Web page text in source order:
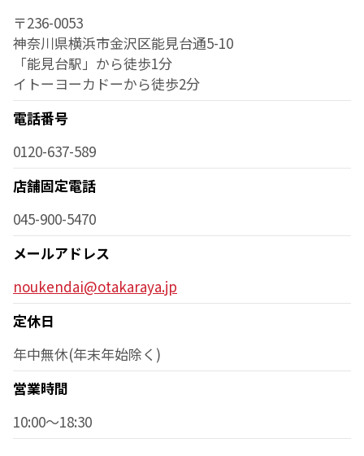
〒236-0053
神奈川県横浜市金沢区能見台通5-10
「能見台駅」から徒歩1分
イトーヨーカドーから徒歩2分
電話番号
0120-637-589
店舗固定電話
045-900-5470
メールアドレス
noukendai@otakaraya.jp
定休日
年中無休(年末年始除く)
営業時間
10:00～18:30